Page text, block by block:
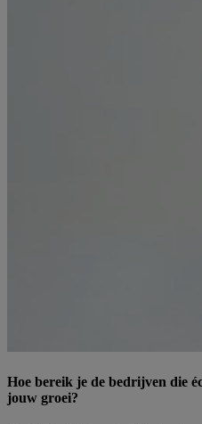
Hoe bereik je de bedrijven die
jouw groei?